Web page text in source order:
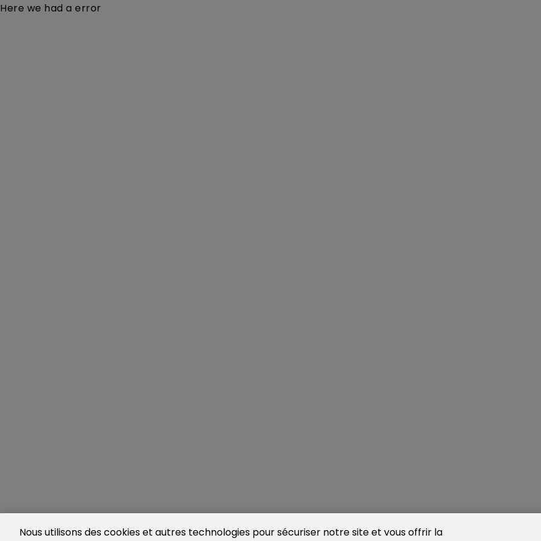
Here we had a error
Nous utilisons des cookies et autres technologies pour sécuriser notre site et vous offrir la